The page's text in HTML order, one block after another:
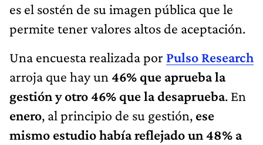
es el sostén de su imagen pública que le
permite tener valores altos de aceptación.
Una encuesta realizada por Pulso Research
arroja que hay un 46% que aprueba la
gestión y otro 46% que la desaprueba. En
enero, al principio de su gestión, ese
mismo estudio había reflejado un 48% a